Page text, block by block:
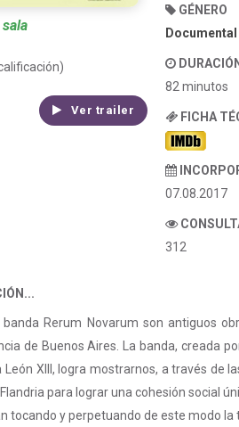
Ver trailer
GÉNERO
Documental
82 minutos
FICHA
07.08.2017
312
banda Rerum Novarum son antiguos
de Buenos Aires. La banda, creada
León XIII, logra mostrarnos, a través
para lograr una cohesión social
tocando y perpetuando de este modo la